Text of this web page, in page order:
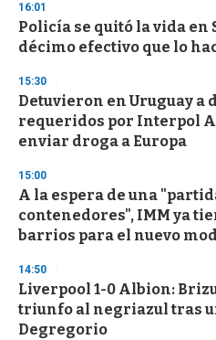
16:01
Policía se quitó la vida en
décimo efectivo que lo
15:30
Detuvieron en Uruguay a
requeridos por Interpol
enviar droga a Europa
15:00
A la espera de una
contenedores", IMM ya
barrios para el nuevo
14:50
Liverpool 1-0 Albion:
triunfo al negriazul tras
Degregorio